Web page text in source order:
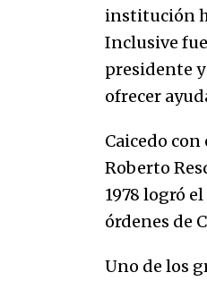
institución
Inclusive
presidente
ofrecer
Caicedo
Roberto
1978 logró
órdenes de
Uno de los